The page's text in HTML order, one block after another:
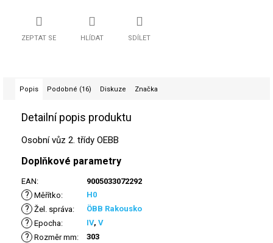
ZEPTAT SE HLÍDAT SDÍLET
Popis Podobné (16) Diskuze Značka
Detailní popis produktu
Osobní vůz 2. třídy OEBB
Doplňkové parametry
EAN: 9005033072292
? Měřítko: H0
? Žel. správa: ÖBB Rakousko
? Epocha: IV, V
? Rozměr mm: 303